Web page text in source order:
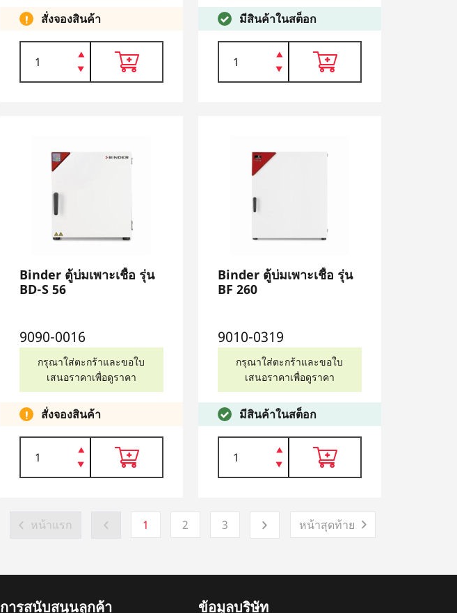
สั่งจองสินค้า มีสินค้าในสต็อก
Binder ตู้บ่มเพาะเชื้อ รุ่น
BD-S 56
9090-0016
กรุณาใส่ตะกร้าและขอใบ
เสนอราคาเพื่อดูราคา
สั่งจองสินค้า
Binder ตู้บ่มเพาะเชื้อ รุ่น
BF 260
9010-0319
กรุณาใส่ตะกร้าและขอใบ
เสนอราคาเพื่อดูราคา
มีสินค้าในสต็อก
หน้าแรก 1 2 3 หน้าสุดท้าย
การสนับสนุนลูกค้า ข้อมูลบริษัท